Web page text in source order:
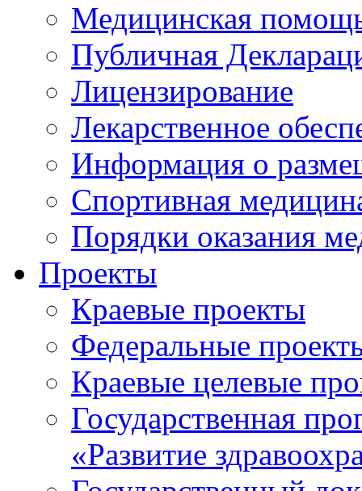
Медицинская
Публичная
Лицензирование
Лекарственное
Информация о
Спортивная
Порядки оказания
Проекты
Краевые проекты
Федеральные
Краевые целевые
Государственная
«Развитие